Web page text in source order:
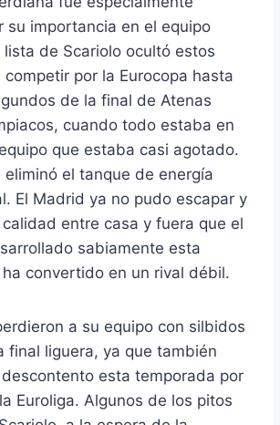
su importancia en el equipo
de Scariolo ocultó estos
por la Eurocopa hasta
de la final de Atenas
cuando todo estaba en
que estaba casi agotado.
eliminó el tanque de energía
El Madrid ya no pudo escapar y
entre casa y fuera que el
sabiamente esta
convertido en un rival débil.
a su equipo con silbidos
final liguera, ya que también
esta temporada por
Euroliga. Algunos de los pitos